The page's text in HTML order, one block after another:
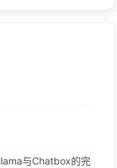
与Chatbox的完